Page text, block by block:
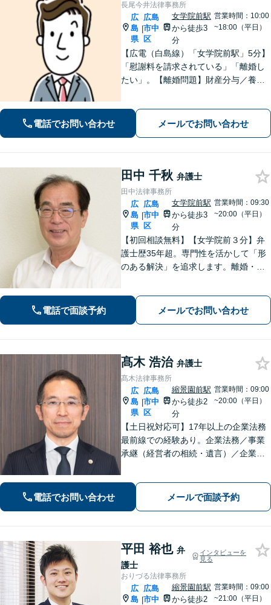
長尾今井法律事務所
広
島
県
|
広島
市中
区
女学院前駅
から徒歩3
分
営業時間：10:00
~18:00（平日）
【広電（白島線）「女学院前駅」5分】
「慰謝料を請求されている」「離婚し
たい」。【離婚問題】財産分与／養育
請求など【相続・遺言】料金は明確に
細かく設定【初回相談無料】
電話でお問い合わせ メールでお問い合わせ
田中 千秋 弁護士
田中法律事務所
広
島
県
|
広島
市中
区
女学院前駅
から徒歩3
分
営業時間：09:30
~20:00（平日）
【初回相談無料】【女学院前３分】弁
護士歴35年超。専門性を活かして「形
のある解決」を追求します。離婚・債
話しやすい弁護士に是非ご相談くださ
い。（合同庁舎内郵便局近く）
電話で面談予約 メールでお問い合わせ
髙木 浩治 弁護士
髙木法律事務所
広
島
県
|
広島
市中
区
縮景園前駅
から徒歩2
分
営業時間：09:00
~20:00（平日）
【土日祝対応可】17年以上の企業法務
最前線での経験あり。企業法務／事業
承継（経営者の相続・遺言）／企業の
験を活かした的確な対応で、企業の発
展と経営をサポート。顧問契約もお任
電話でお問い合わせ メールで面談予約
平田 裕也 弁
護士
インタビューを
見る
おりづる法律事務所
広
島 |
広島
市中
縮景園前駅
から徒歩2
営業時間：09:00
~21:00（平日）